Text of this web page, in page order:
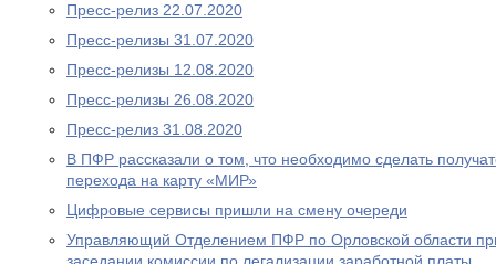
Пресс-релиз 22.07.2020
Пресс-релизы 31.07.2020
Пресс-релизы 12.08.2020
Пресс-релизы 26.08.2020
Пресс-релиз 31.08.2020
В ПФР рассказали о том, что необходимо сделать
перехода на карту «МИР»
Цифровые сервисы пришли на смену очереди
Управляющий Отделением ПФР по Орловской области